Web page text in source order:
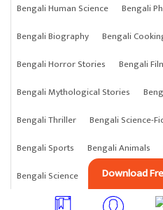
Bengali Human Science
Bengali
Bengali Biography
Bengali
Bengali Horror Stories
Bengali
Bengali Mythological Stories
Bengali Thriller
Bengali Science-
Bengali Sports
Bengali Animals
Bengali Science
Bengali Anything
Download